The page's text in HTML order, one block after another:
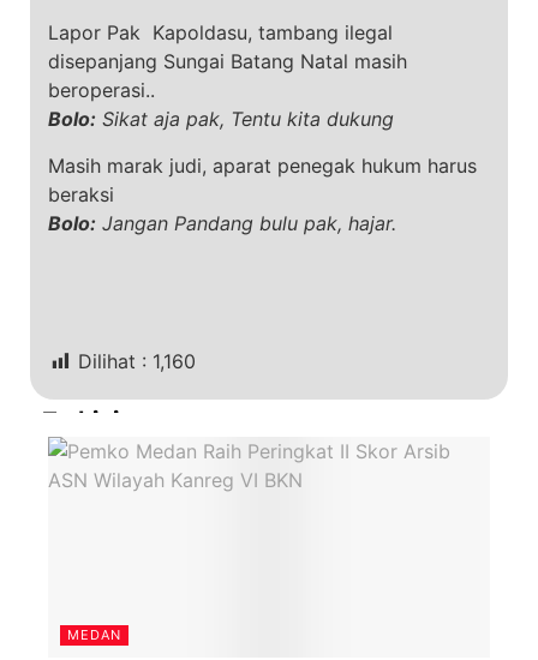
Lapor Pak Kapoldasu, tambang ilegal
disepanjang Sungai Batang Natal masih
beroperasi..
Bolo: Sikat aja pak, Tentu kita dukung
Masih marak judi, aparat penegak hukum harus
beraksi
Bolo: Jangan Pandang bulu pak, hajar.
Dilihat : 1,160
Terkini
MEDAN